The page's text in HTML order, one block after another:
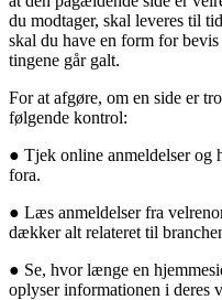
du modtager, skal leveres til
skal du have en form for
tingene går galt.
For at afgøre, om en side er
følgende kontrol:
● Tjek online anmeldelser og
fora.
● Læs anmeldelser fra
dækker alt relateret til
● Se, hvor længe en
oplyser informationen i deres